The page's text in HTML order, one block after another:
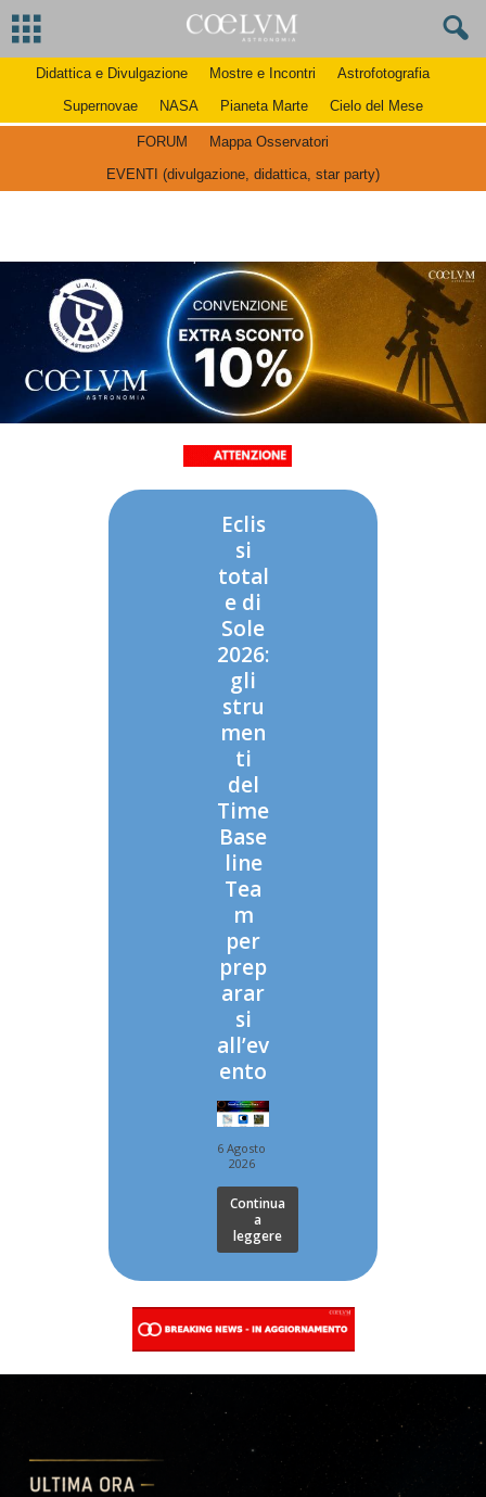
Didattica e Divulgazione Mostre e Incontri
Astrofotografia
Supernovae
NASA Pianeta Marte Cielo del Mese
FORUM
Mappa Osservatori
EVENTI (divulgazione, didattica, star party)
Eclis
si
total
e di
Sole
2026:
gli
stru
men
ti
del
Time
Base
line
Tea
m
per
prep
arar
si
all’ev
ento
6 Agosto
2026
Continua
a
leggere